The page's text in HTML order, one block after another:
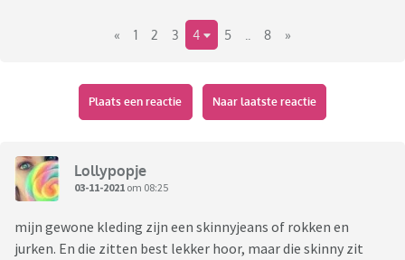
Link is van een pak die ik geweldig vind. Zag hem in de
etalage en je hebt hem ook voor kinderen. Ik zag mij al
https://www.snurkamsterdam.com/nl/product/night-owl-
sweater-broek-set-dames
« 1 2 3 4 5 8 »
Plaats een reactie Naar laatste reactie
Lollypopje
03-11-2021 om 08:25
mijn gewone kleding zijn een skinnyjeans of rokken en
jurken. En die zitten best lekker hoor, maar die skinny zit